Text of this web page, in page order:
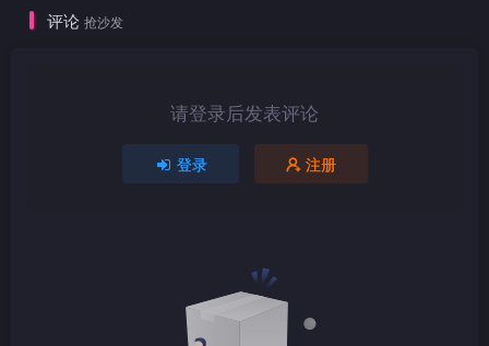
1080P TS
评论 抢沙发
请登录后发表评论
登录 注册